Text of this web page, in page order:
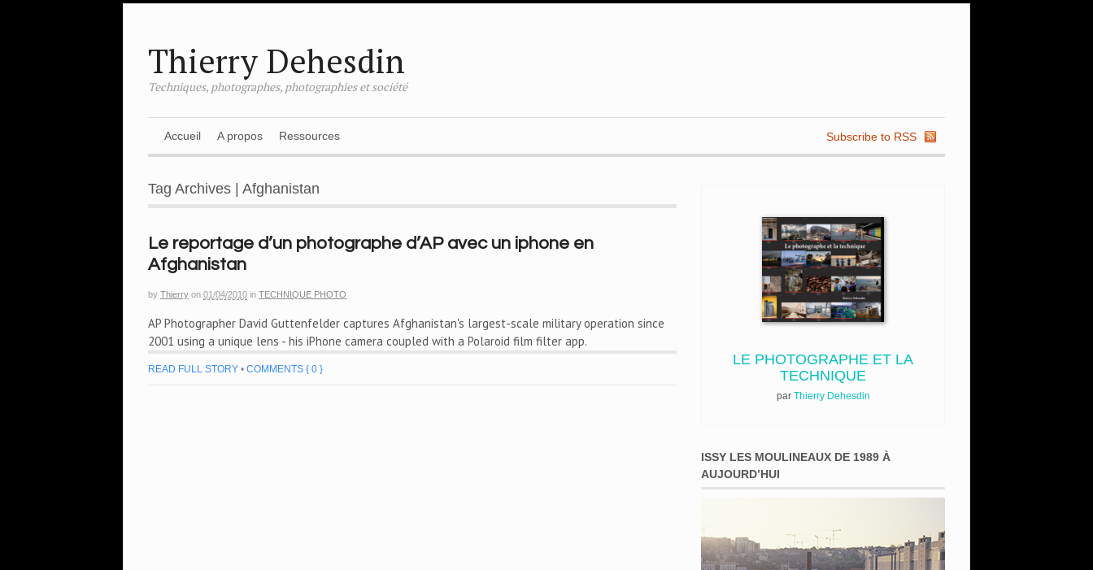
Thierry Dehesdin
Techniques, photographes, photographies et société
Subscribe to RSS
Accueil A propos Ressources
Tag Archives | Afghanistan
Le reportage d’un photographe d’AP avec un iphone en
Afghanistan
by Thierry on 01/04/2010 in TECHNIQUE PHOTO
AP Photographer David Guttenfelder captures Afghanistan's largest-scale military operation since
2001 using a unique lens - his iPhone camera coupled with a Polaroid film filter app.
READ FULL STORY • COMMENTS { 0 }
LE PHOTOGRAPHE ET LA
TECHNIQUE
par Thierry Dehesdin
ISSY LES MOULINEAUX DE 1989 À
AUJOURD’HUI